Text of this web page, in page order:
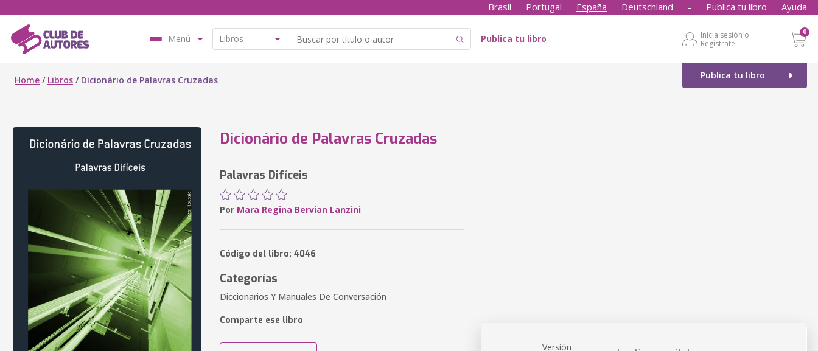
Brasil Portugal España Deutschland - Publica tu libro Ayuda
Menú Publica tu libro
Inicia sesión o
Regístrate
0
Publica tu libro
Home / Libros / Dicionário de Palavras Cruzadas
Dicionário de Palavras Cruzadas
Palavras Difíceis
Por Mara Regina Bervian Lanzini
Código del libro: 4046
Categorías
Diccionarios Y Manuales De Conversación
Comparte ese libro
Versión